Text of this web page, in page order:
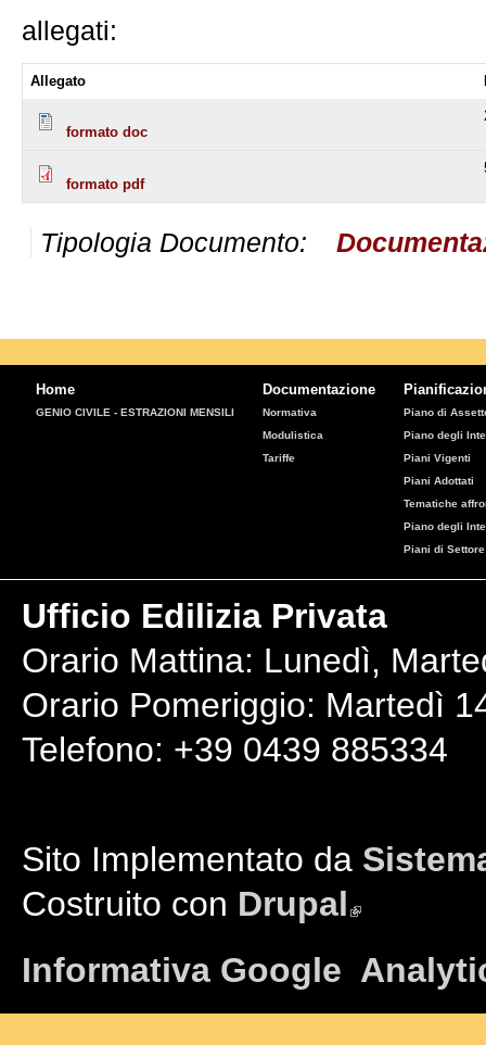
allegati:
Allegato
formato doc
formato pdf
Tipologia Documento:
Home
GENIO CIVILE - ESTRAZIONI MENSILI
Documentazione
Normativa
Modulistica
Tariffe
Piano di
Piano degli
Piani Vigenti
Piani Adottati
Tematiche
Piano degli
Piani di Settore
Ufficio Edilizia Privata
Orario Mattina: Lunedì,
Orario Pomeriggio: Martedì
Telefono: +39 0439 885334
Sito Implementato da
Costruito con Drupal
Informativa Google